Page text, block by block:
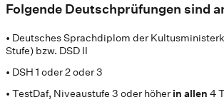
Folgende Deutschprüfungen sind
• Deutsches Sprachdiplom der
Stufe) bzw. DSD II
• DSH 1 oder 2 oder 3
• TestDaf, Niveaustufe 3 oder höherin allen 4